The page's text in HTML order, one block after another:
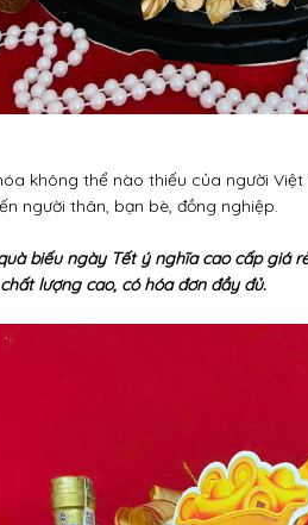
không thể nào thiếu của người
người thân, bạn bè, đồng nghiệp.
biếu ngày Tết ý nghĩa cao cấp giá
lượng cao, có hóa đơn đầy đủ.